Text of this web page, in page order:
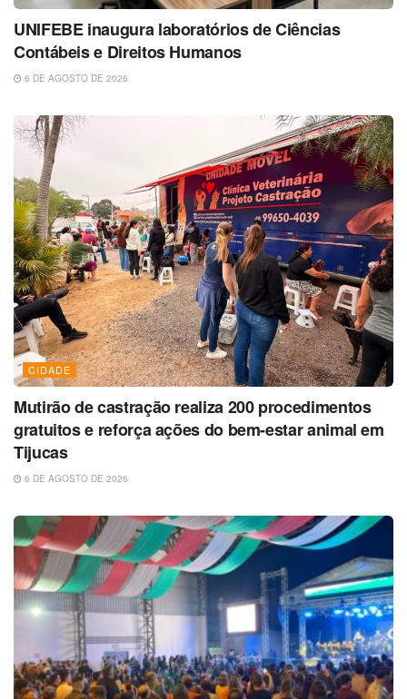
UNIFEBE inaugura laboratórios de Ciências
Contábeis e Direitos Humanos
6 DE AGOSTO DE 2026
CIDADE
Mutirão de castração realiza 200 procedimentos
gratuitos e reforça ações do bem-estar animal em
Tijucas
6 DE AGOSTO DE 2026